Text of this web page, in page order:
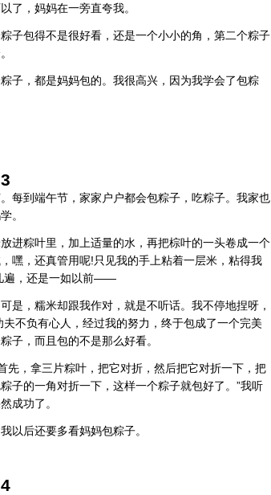
了，妈妈在一旁直夸我。
子包得不是很好看，还是一个小小的角，第二个粽子
，都是妈妈包的。我很高兴，因为我学会了包粽
到端午节，家家户户都会包粽子，吃粽子。我家也
。
进粽叶里，加上适量的水，再把棕叶的一头卷成一个
嘿，还真管用呢!只见我的手上粘着一层米，粘得我
遍，还是一如以前——
是，糯米却跟我作对，就是不听话。我不停地捏呀，
不负有心人，经过我的努力，终于包成了一个完美
子，而且包的不是那么好看。
先，拿三片粽叶，把它对折，然后把它对折一下，把
子的一角对折一下，这样一个粽子就包好了。”我听
成功了。
以后还要多看妈妈包粽子。